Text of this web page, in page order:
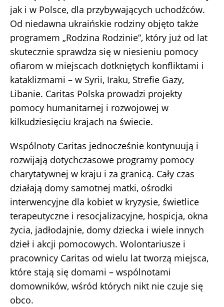
jak i w Polsce, dla przybywających uchodźców.
Od niedawna ukraińskie rodziny objęto także
programem „Rodzina Rodzinie”, który już od lat
skutecznie sprawdza się w niesieniu pomocy
ofiarom w miejscach dotkniętych konfliktami i
kataklizmami – w Syrii, Iraku, Strefie Gazy,
Libanie. Caritas Polska prowadzi projekty
pomocy humanitarnej i rozwojowej w
kilkudziesięciu krajach na świecie.
Wspólnoty Caritas jednocześnie kontynuują i
rozwijają dotychczasowe programy pomocy
charytatywnej w kraju i za granicą. Cały czas
działają domy samotnej matki, ośrodki
interwencyjne dla kobiet w kryzysie, świetlice
terapeutyczne i resocjalizacyjne, hospicja, okna
życia, jadłodajnie, domy dziecka i wiele innych
dzieł i akcji pomocowych. Wolontariusze i
pracownicy Caritas od wielu lat tworzą miejsca,
które stają się domami – wspólnotami
domowników, wśród których nikt nie czuje się
obco.